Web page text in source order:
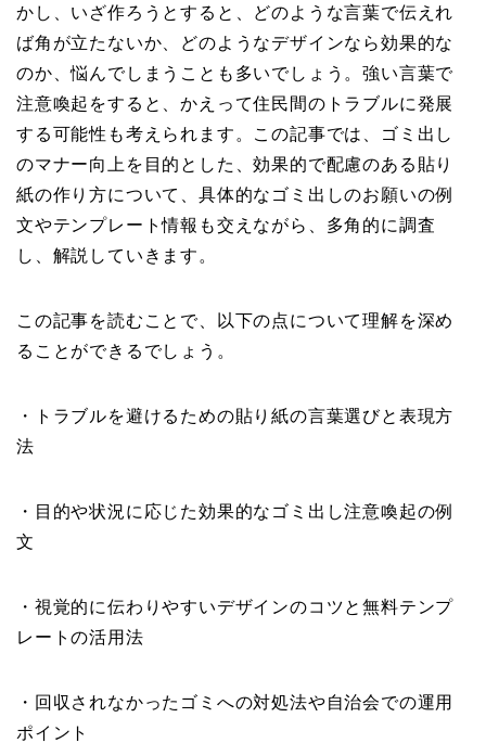
かし、いざ作ろうとすると、どのような言葉で伝えれ
ば角が立たないか、どのようなデザインなら効果的な
のか、悩んでしまうことも多いでしょう。強い言葉で
注意喚起をすると、かえって住民間のトラブルに発展
する可能性も考えられます。この記事では、ゴミ出し
のマナー向上を目的とした、効果的で配慮のある貼り
紙の作り方について、具体的なゴミ出しのお願いの例
文やテンプレート情報も交えながら、多角的に調査
し、解説していきます。
この記事を読むことで、以下の点について理解を深め
ることができるでしょう。
・トラブルを避けるための貼り紙の言葉選びと表現方
法
・目的や状況に応じた効果的なゴミ出し注意喚起の例
文
・視覚的に伝わりやすいデザインのコツと無料テンプ
レートの活用法
・回収されなかったゴミへの対処法や自治会での運用
ポイント